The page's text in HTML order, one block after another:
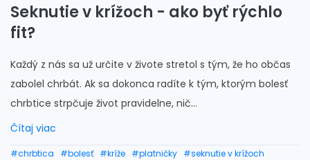
Seknutie v krížoch - ako byť rýchlo
fit?
Každý z nás sa už určite v živote stretol s tým, že ho občas
zabolel chrbát. Ak sa dokonca radíte k tým, ktorým bolesť
chrbtice strpčuje život pravidelne, nič...
Čítaj viac
#chrbtica #bolesť #kríže #platničky #seknutie v krížoch